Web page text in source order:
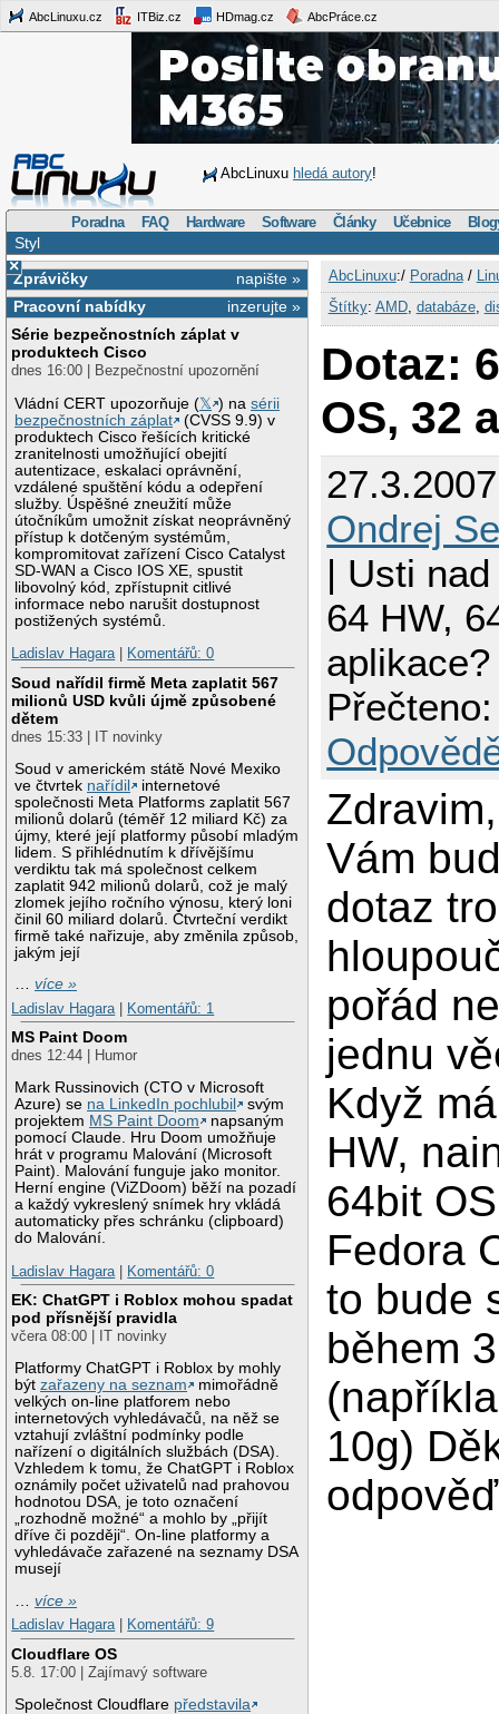
AbcLinuxu.cz ITBiz.cz HDmag.cz AbcPráce.cz
AbcLinuxu hledá autory!
Poradna FAQ Hardware Software Články Učebnice
Styl
×
napište »
Zprávičky
inzerujte »
Pracovní nabídky
Série bezpečnostních záplat v
produktech Cisco
dnes 16:00 | Bezpečnostní upozornění
Vládní CERT upozorňuje (𝕏 ) nasérii
bezpečnostních záplat
(CVSS 9.9) v
produktech Cisco řešících kritické
zranitelnosti umožňující obejití
autentizace, eskalaci oprávnění,
vzdálené spuštění kódu a odepření
služby. Úspěšné zneužití může
útočníkům umožnit získat neoprávněný
přístup k dotčeným systémům,
kompromitovat zařízení Cisco Catalyst
SD-WAN a Cisco IOS XE, spustit
libovolný kód, zpřístupnit citlivé
informace nebo narušit dostupnost
postižených systémů.
Ladislav Hagara| Komentářů: 0
Soud nařídil firmě Meta zaplatit 567
milionů USD kvůli újmě způsobené
dětem
dnes 15:33 | IT novinky
Soud v americkém státě Nové Mexiko
ve čtvrtek nařídil
internetové
společnosti Meta Platforms zaplatit 567
milionů dolarů (téměř 12 miliard Kč) za
újmy, které její platformy působí mladým
lidem. S přihlédnutím k dřívějšímu
verdiktu tak má společnost celkem
zaplatit 942 milionů dolarů, což je malý
zlomek jejího ročního výnosu, který loni
činil 60 miliard dolarů. Čtvrteční verdikt
firmě také nařizuje, aby změnila způsob,
jakým její
…více »
Ladislav Hagara
Komentářů: 1
MS Paint Doom
dnes 12:44 | Humor
Mark Russinovich (CTO v Microsoft
Azure) se na LinkedIn pochlubil
svým
projektem MS Paint Doom
napsaným
pomocí Claude. Hru Doom umožňuje
hrát v programu Malování (Microsoft
Paint). Malování funguje jako monitor.
Herní engine (ViZDoom) běží na pozadí
a každý vykreslený snímek hry vkládá
automaticky přes schránku (clipboard)
do Malování.
Ladislav Hagara
Komentářů: 0
EK: ChatGPT i Roblox mohou spadat
pod přísnější pravidla
včera 08:00 | IT novinky
Platformy ChatGPT i Roblox by mohly
býtzařazeny na seznam
mimořádně
velkých on-line platforem nebo
internetových vyhledávačů, na něž se
vztahují zvláštní podmínky podle
nařízení o digitálních službách (DSA).
Vzhledem k tomu, že ChatGPT i Roblox
oznámily počet uživatelů nad prahovou
hodnotou DSA, je toto označení
„rozhodně možné“ a mohlo by „přijít
dříve či později“. On-line platformy a
vyhledávače zařazené na seznamy DSA
musejí
…více »
Ladislav Hagara| Komentářů: 9
Cloudflare OS
5.8. 17:00 | Zajímavý software
Společnost Cloudflare představila
AbcLinuxu:/ Poradna/
Štítky: AMD, databáze,
Dotaz:
OS, 32
Ondrej
| Usti
64 HW,
aplikace?
Vám
dotaz
pořád
jednu
Když
HW,
64bit
Fedora
to bude
během
10g)